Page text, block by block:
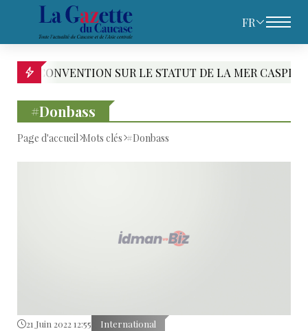
FR
SUR LE STATUT DE LA MER CASPIENNE : LE PARI
#Donbass
Page d'accueil Mots clés #Donbass
21 Juin 2022 12:55 International